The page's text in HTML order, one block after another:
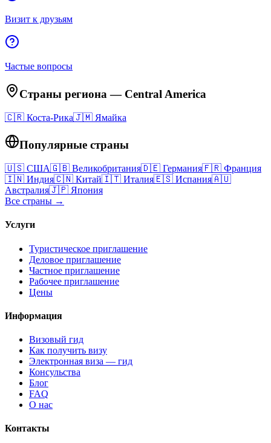
Визит к друзьям
Частые вопросы
Страны региона — Central America
🇨🇷 Коста-Рика🇯🇲 Ямайка
Популярные страны
🇺🇸 США🇬🇧 Великобритания🇩🇪 Германия🇫🇷 Франция
🇮🇳 Индия🇨🇳 Китай🇮🇹 Италия🇪🇸 Испания🇦🇺
Австралия🇯🇵 Япония
Все страны →
Услуги
Туристическое приглашение
Деловое приглашение
Частное приглашение
Рабочее приглашение
Цены
Информация
Визовый гид
Как получить визу
Электронная виза — гид
Консульства
Блог
FAQ
О нас
Контакты